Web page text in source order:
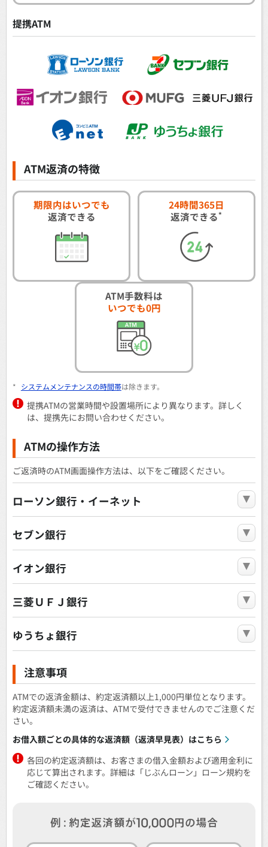
提携ATM
ATM返済の特徴
期限内はいつでも
返済できる
24時間365日
返済できる*
ATM手数料は
いつでも0円
* システムメンテナンスの時間帯は除きます。
提携ATMの営業時間や設置場所により異なります。詳しく
は、提携先にお問い合わせください。
ATMの操作方法
ご返済時のATM画面操作方法は、以下をご確認ください。
ローソン銀行・イーネット
セブン銀行
イオン銀行
三菱ＵＦＪ銀行
ゆうちょ銀行
注意事項
ATMでの返済金額は、約定返済額以上1,000円単位となります。
約定返済額未満の返済は、ATMで受付できませんのでご注意くだ
さい。
お借入額ごとの具体的な返済額（返済早見表）はこちら
各回の約定返済額は、お客さまの借入金額および適用金利に
応じて算出されます。詳細は「じぶんローン」ローン規約を
ご確認ください。